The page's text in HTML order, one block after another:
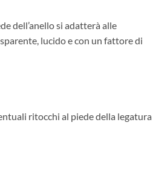
dell’anello si adatterà alle
lucido e con un fattore di
ritocchi al piede della legatura